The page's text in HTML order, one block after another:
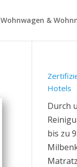
Wohnwagen &
Hotels
Durch
bis zu